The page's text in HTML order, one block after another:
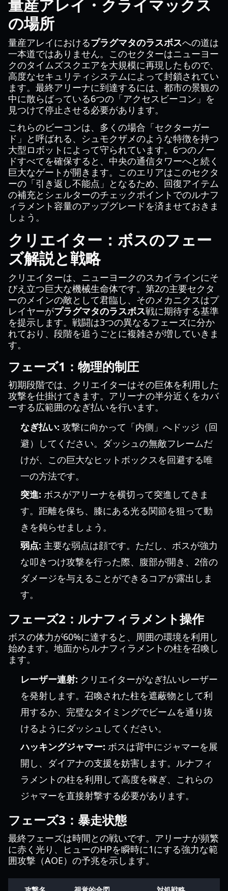
量産アレイ・クライマックス
の場所
量産アレイにおけるプラグマタのラスボスへの道は
一本道ではありません。このセクターはニューヨー
クのタイムズスクエアを大規模に再現したもので、
高度なセキュリティシステムによって封鎖されてい
ます。最終アリーナに到達するには、都市の景観の
中に散らばっている6つの「アクセスビーコン」を
見つけて停止させる必要があります。
これらのビーコンは、多くの場合「セクターガー
ド」と呼ばれる、シュモクザメのような特徴を持つ
大型ロボットによって守られています。6つのノー
ドすべてを確保すると、中央の通信タワーへと続く
巨大なゲートが開きます。このエリアはこのセクタ
ーの「引き返し不能点」となるため、回復アイテム
の補充とシェルターのチェックポイントでのルナフ
ィラメント容量のアップグレードを済ませておきま
しょう。
クリエイター：ボスのフェー
ズ解説と戦略
クリエイターは、ニューヨークのスカイラインにそ
びえ立つ巨大な機械生命体です。第2の主要セクタ
ーのメインの敵として君臨し、そのメカニクスはプ
レイヤーがプラグマタのラスボス戦に期待する基準
を提示します。戦闘は3つの異なるフェーズに分か
れており、段階を追うごとに複雑さが増していきま
す。
フェーズ1：物理的制圧
初期段階では、クリエイターはその巨体を利用した
攻撃を仕掛けてきます。アリーナの半分近くをカバ
ーする広範囲のなぎ払いを行います。
なぎ払い: 攻撃に向かって「内側」へドッジ（回
避）してください。ダッシュの無敵フレームだ
けが、この巨大なヒットボックスを回避する唯
一の方法です。
突進: ボスがアリーナを横切って突進してきま
す。距離を保ち、膝にある光る関節を狙って動
きを鈍らせましょう。
弱点: 主要な弱点は顔です。ただし、ボスが強力
な叩きつけ攻撃を行った際、腹部が開き、2倍の
ダメージを与えることができるコアが露出しま
す。
フェーズ2：ルナフィラメント操作
ボスの体力が60%に達すると、周囲の環境を利用し
始めます。地面からルナフィラメントの柱を召喚し
ます。
レーザー連射: クリエイターがなぎ払いレーザー
を発射します。召喚された柱を遮蔽物として利
用するか、完璧なタイミングでビームを通り抜
けるようにダッシュしてください。
ハッキングジャマー: ボスは背中にジャマーを展
開し、ダイアナの支援を妨害します。ルナフィ
ラメントの柱を利用して高度を稼ぎ、これらの
ジャマーを直接射撃する必要があります。
フェーズ3：暴走状態
最終フェーズは時間との戦いです。アリーナが頻繁
に赤く光り、ヒューのHPを瞬時に1にする強力な範
囲攻撃（AOE）の予兆を示します。